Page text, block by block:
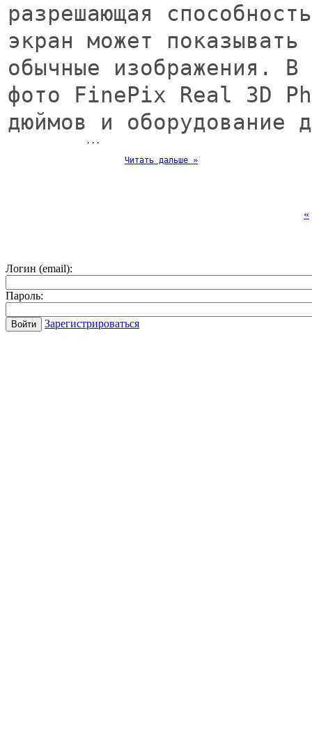
разрешающая
экран может
обычные изображения.
фото FinePix Real 3D
дюймов и оборудование
...
Читать дальше »
«
Логин (email):
Пароль:
Зарегистрироваться